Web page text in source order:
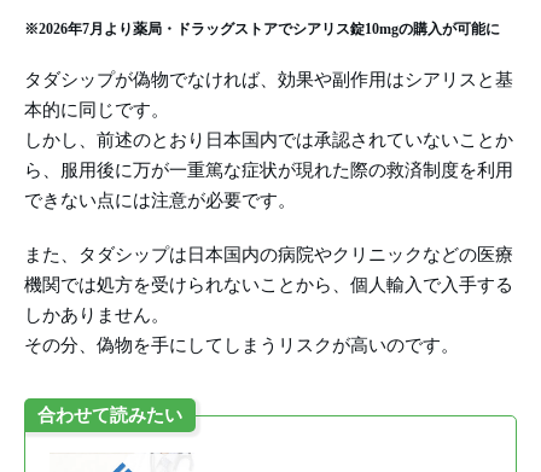
※2026年7月より薬局・ドラッグストアでシアリス錠10mgの購入が可能に
タダシップが偽物でなければ、効果や副作用はシアリスと基
本的に同じです。
しかし、前述のとおり日本国内では承認されていないことか
ら、服用後に万が一重篤な症状が現れた際の救済制度を利用
できない点には注意が必要です。
また、タダシップは日本国内の病院やクリニックなどの医療
機関では処方を受けられないことから、個人輸入で入手する
しかありません。
その分、偽物を手にしてしまうリスクが高いのです。
合わせて読みたい